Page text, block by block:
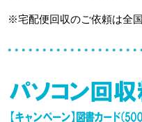
※宅配便回収のご依頼は全